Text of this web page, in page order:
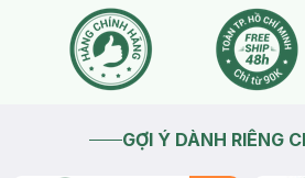
GỢI Ý DÀNH RIÊNG